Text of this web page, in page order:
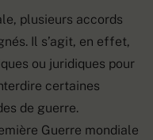
plusieurs accords
Il s’agit, en effet,
ou juridiques pour
certaines
de guerre.
Guerre mondiale